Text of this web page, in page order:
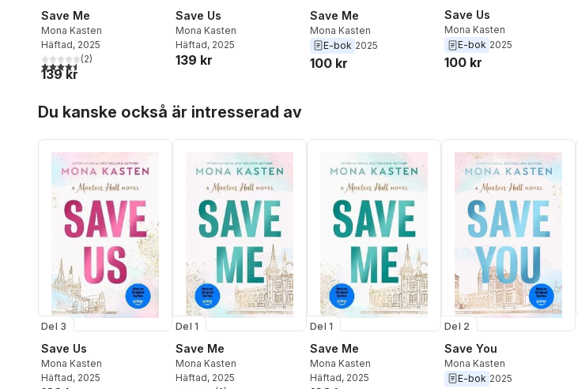
Save Me
Mona Kasten
Häftad, 2025
4,5utav 5 stjärnor. Totalt antal röster:
(2)
139 kr
Save Us
Mona Kasten
Häftad, 2025
139 kr
Save Me
Mona Kasten
E-bok 2025
100 kr
Save Us
Mona Kasten
E-bok 2025
100 kr
Du kanske också är intresserad av
Del 3
Save Us
Mona Kasten
Häftad, 2025
Del 1
Save Me
Mona Kasten
Häftad, 2025
Del 1
Save Me
Mona Kasten
Häftad, 2025
Del 2
Save You
Mona Kasten
E-bok 2025